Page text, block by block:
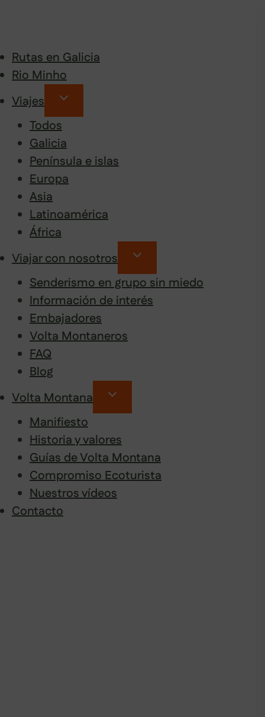
Rutas en Galicia
Rio Minho
Viajes
Todos
Galicia
Península e islas
Europa
Asia
Latinoamérica
África
Viajar con nosotros
Senderismo en grupo sin miedo
Información de interés
Embajadores
Volta Montaneros
FAQ
Blog
Volta Montana
Manifiesto
Historia y valores
Guías de Volta Montana
Compromiso Ecoturista
Nuestros vídeos
Contacto